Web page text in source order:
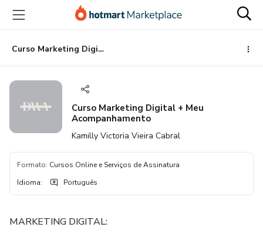
para
conteúdo
principal
para
pagamento
para
rodapé
Curso Marketing Digital + Meu Acompanhamento
Curso Marketing Digital + Meu
Acompanhamento
Kamilly Victoria Vieira Cabral
Formato: Cursos Online e Serviços de Assinatura
Idioma: Português
MARKETING DIGITAL: